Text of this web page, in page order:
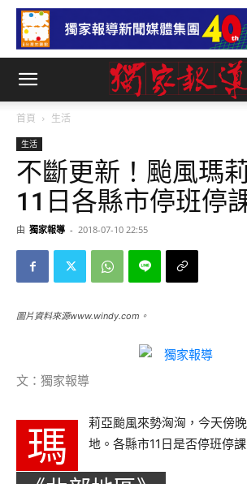
首頁 生活
生活
不斷更新！颱風瑪
11日各縣市停班停
由 獨家報導 - 2018-07-10 22:55
圖片資料來源www.windy.com。
文：獨家報導
瑪
莉亞颱風來勢洶洶，今天傍
地。各縣市11日是否停班停